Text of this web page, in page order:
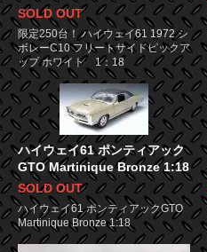
SOLD OUT
限定250台！ ハイウェイ61 1972 シ
ボレーC10 フリートサイドピックア
ップ ホワイト 1：18
ハイウェイ61 ポンティアック
GTO Martinique Bronze 1:18
SOLD OUT
ハイウェイ61 ポンティアックGTO
Martinique Bronze 1:18